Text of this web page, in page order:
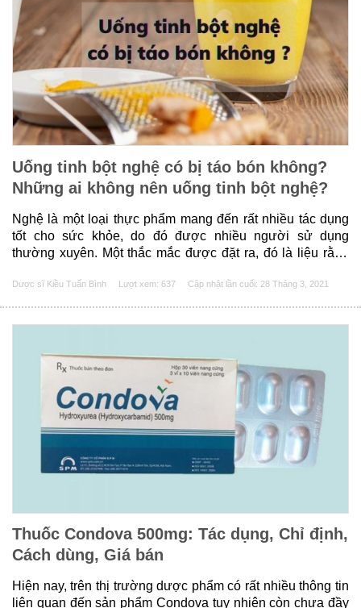
Uống tinh bột nghệ có bị táo bón không?
Những ai không nên uống tinh bột nghệ?
Nghệ là một loại thực phẩm mang đến rất nhiều tác dụng
tốt cho sức khỏe, do đó được nhiều người sử dụng
thường xuyên. Một thắc mắc được đặt ra, đó là liệu rằng
không và những ai không nên sử......
Dược sĩ Kiều Tuấn Bình Lượt xem: 637 Cập nhật lần cuối: 28 Tháng 3, 2021
Thuốc Condova 500mg: Tác dụng, Chỉ định,
Cách dùng, Giá bán
Hiện nay, trên thị trường dược phẩm có rất nhiều thông tin
liên quan đến sản phẩm Condova tuy nhiên còn chưa đầy